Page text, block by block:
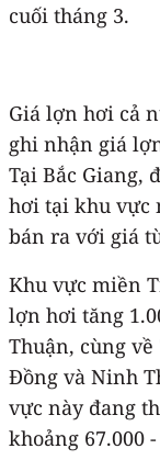
cuối tháng 3.
Giá lợn hơi cả
ghi nhận giá
Tại Bắc Giang,
hơi tại khu vực
bán ra với giá
Khu vực miền
lợn hơi tăng
Thuận, cùng
Đồng và Ninh
vực này đang
khoảng 67.000